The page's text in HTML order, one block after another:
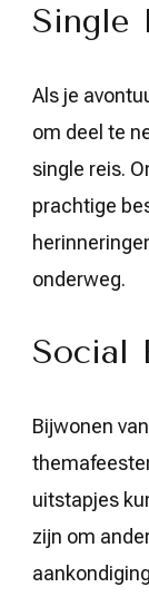
Single
Als je
om deel te
single reis.
prachtige
onderweg.
Social
Bijwonen
uitstapjes
zijn om